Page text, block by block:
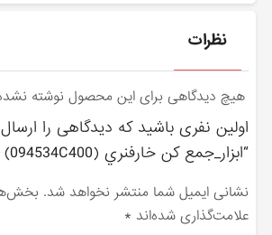
نظرات
هیچ دیدگاهی برای این محصول نوشته
اولین نفری باشید که دیدگاهی را
“ابزار_جمع كن خارفنري (094534C400) کیا”
نشانی ایمیل شما منتشر نخواهد شد.
علامت‌گذاری شده‌اند *